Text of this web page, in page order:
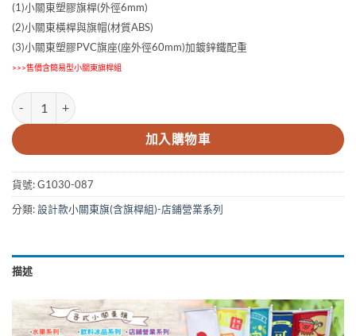
(1)小關東塑膠旗桿(外徑6mm)
(2)小關東橫桿與旗帽(材質ABS)
(3)小關東塑膠PVC旗座(座外徑60mm)加鍍鋅鐵配重
>>>售價含簡易型小關東旗桿組
10x30cm錄影監視中小關東旗 數量
加入購物車
貨號:G1030-087
分類:設計款小關東旗(含旗桿組)-店鋪營業系列
描述